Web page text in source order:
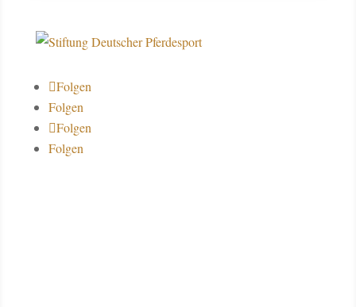
Folgen
Folgen
Folgen
Folgen